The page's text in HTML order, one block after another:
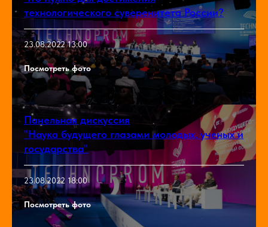
технологического суверенитета России?
23.08.2022 13:00
Посмотреть фото
Панельная дискуссия
"Наука будущего глазами молодых, ученых и
государства"
23.08.2022 18:00
Посмотреть фото